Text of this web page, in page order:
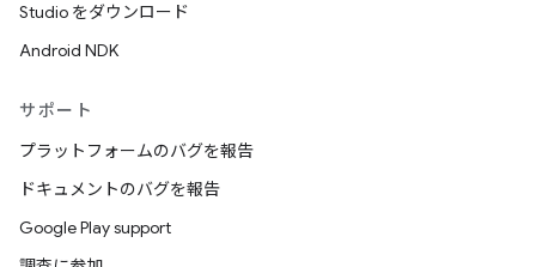
Studio をダウンロード
Android NDK
サポート
プラットフォームのバグを報告
ドキュメントのバグを報告
Google Play support